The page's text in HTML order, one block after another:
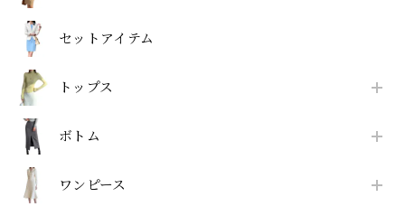
セットアイテム
トップス
ボトム
ワンピース